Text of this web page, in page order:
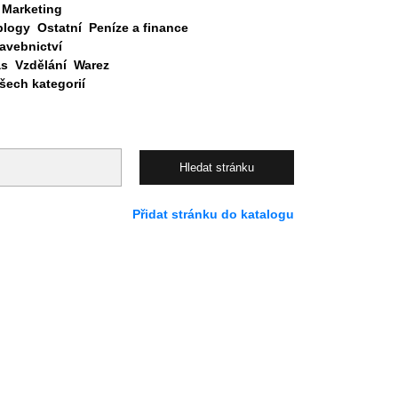
Marketing
Ostatní Peníze a finance
Vzdělání Warez
kategorií
Přidat stránku do katalogu